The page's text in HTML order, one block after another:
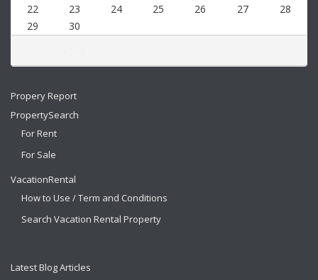
22
23 24 25 26 27
28
29
30
Propery Report
PropertySearch
For Rent
For Sale
VacationRental
How to Use / Term and Conditions
Search Vacation Rental Property
Latest Blog Articles